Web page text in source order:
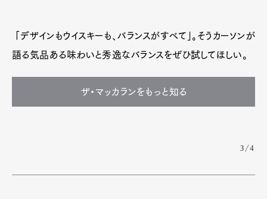
「デザインもウイスキーも、バランスがすべて」。そうカーソンが
語る気品ある味わいと秀逸なバランスをぜひ試してほしい。
ザ・マッカランをもっと知る
3/4